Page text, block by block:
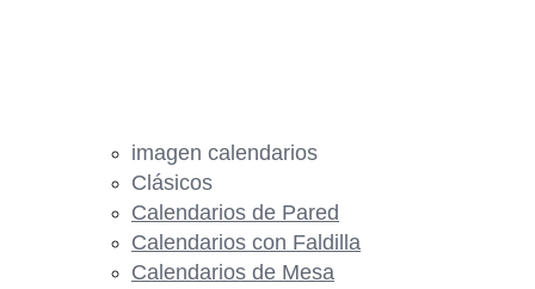
imagen calendarios
Clásicos
Calendarios de Pared
Calendarios con Faldilla
Calendarios de Mesa